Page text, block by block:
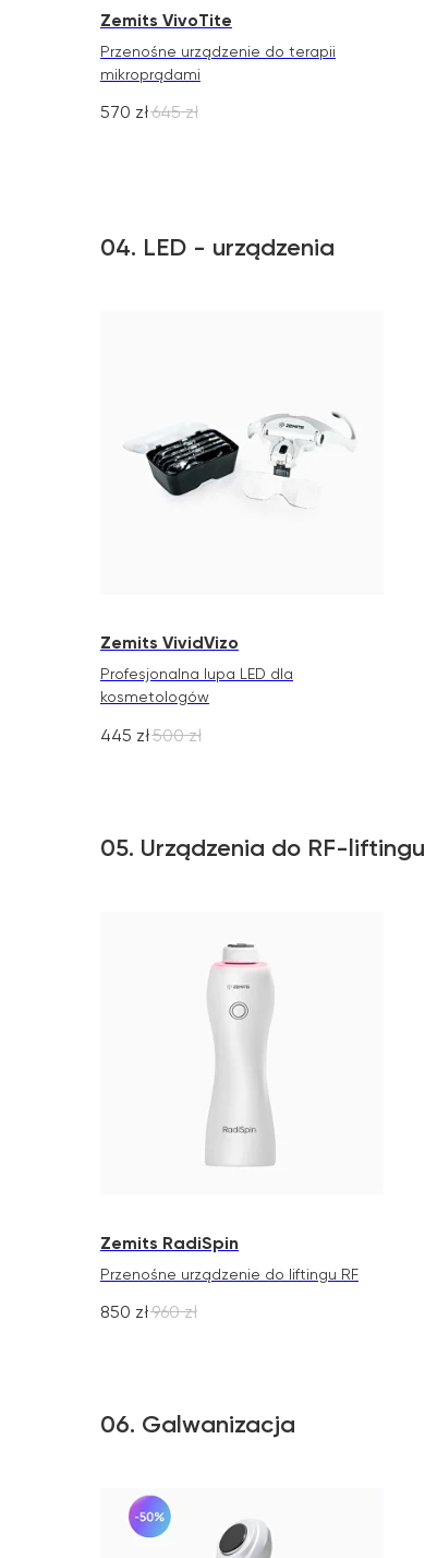
Zemits VivoTite
Przenośne urządzenie do terapii
mikroprądami
570 zł645 zł
04. LED - urządzenia
Zemits VividVizo
Profesjonalna lupa LED dla
kosmetologów
445 zł500 zł
05. Urządzenia do RF-liftingu
Zemits RadiSpin
Przenośne urządzenie do liftingu RF
850 zł960 zł
06. Galwanizacja